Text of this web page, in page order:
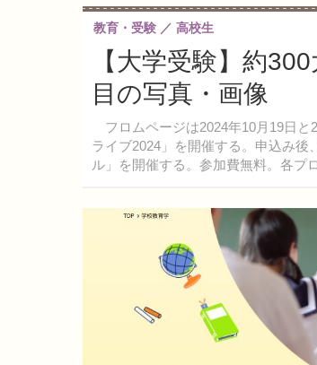
【大学受験】約
目の写真・画像
フロムページは2024年10月19日と
ライブ2024」を開催する。申込み後
ル」を開催する。参加費無料。各プ
教育・受験 高校生